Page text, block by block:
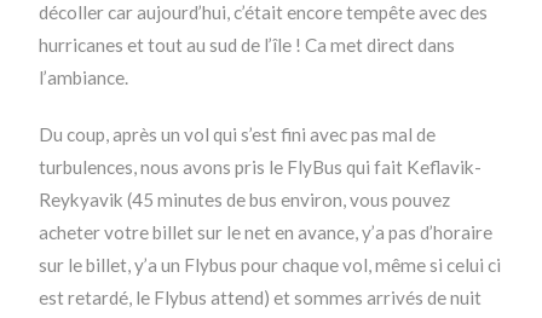
décoller car aujourd’hui, c’était encore tempête avec des
hurricanes et tout au sud de l’île ! Ca met direct dans
l’ambiance.
Du coup, après un vol qui s’est fini avec pas mal de
turbulences, nous avons pris le FlyBus qui fait Keflavik-
Reykyavik (45 minutes de bus environ, vous pouvez
acheter votre billet sur le net en avance, y’a pas d’horaire
sur le billet, y’a un Flybus pour chaque vol, même si celui ci
est retardé, le Flybus attend) et sommes arrivés de nuit